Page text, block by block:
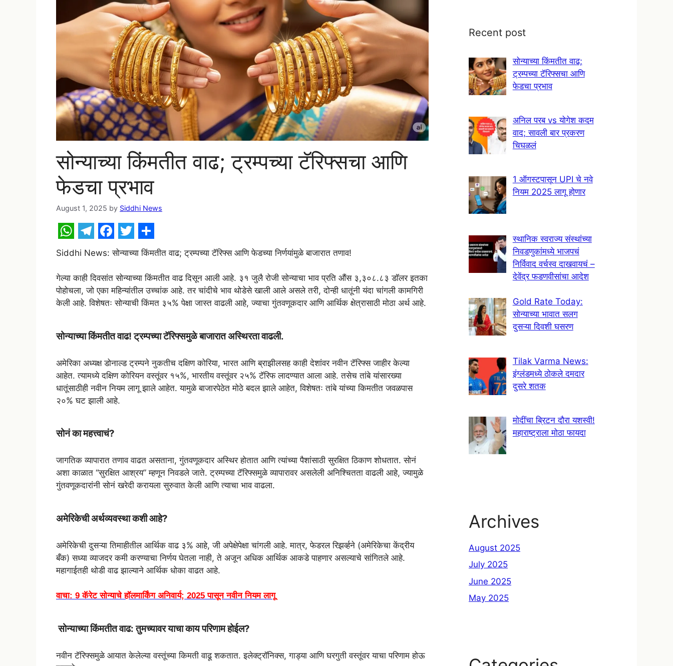
सोन्याच्या किंमतीत वाढ; ट्रम्पच्या टॅरिफ्सचा आणि
फेडचा प्रभाव
August 1, 2025 by Siddhi News
W
h
a
t
s
A
p
p
T
e
l
e
g
a
m
F
a
c
e
b
o
o
k
T
w
i
t
t
r
S
h
a
r
e
Siddhi News: सोन्याच्या किंमतीत वाढ; ट्रम्पच्या टॅरिफ्स आणि फेडच्या निर्णयांमुळे बाजारात तणाव!
गेल्या काही दिवसांत सोन्याच्या किंमतीत वाढ दिसून आली आहे. ३१ जुलै रोजी सोन्याचा भाव प्रति औंस ३,३०८.८३ डॉलर इतका
पोहोचला, जो एका महिन्यांतील उच्चांक आहे. तर चांदीचे भाव थोडेसे खाली आले असले तरी, दोन्ही धातूंनी यंदा चांगली कामगिरी
केली आहे. विशेषतः सोन्याची किंमत ३५% पेक्षा जास्त वाढली आहे, ज्याचा गुंतवणूकदार आणि आर्थिक क्षेत्रासाठी मोठा अर्थ आहे.
सोन्याच्या किंमतीत वाढ! ट्रम्पच्या टॅरिफ्समुळे बाजारात अस्थिरता वाढली.
अमेरिका अध्यक्ष डोनाल्ड ट्रम्पने नुकतीच दक्षिण कोरिया, भारत आणि ब्राझीलसह काही देशांवर नवीन टॅरिफ्स जाहीर केल्या
आहेत. त्यामध्ये दक्षिण कोरियन वस्तूंवर १५%, भारतीय वस्तूंवर २५% टॅरिफ लादण्यात आला आहे. तसेच तांबे यांसारख्या
धातूंसाठीही नवीन नियम लागू झाले आहेत. यामुळे बाजारपेठेत मोठे बदल झाले आहेत, विशेषतः तांबे यांच्या किमतीत जवळपास
२०% घट झाली आहे.
सोनं का महत्त्वाचं?
जागतिक व्यापारात तणाव वाढत असताना, गुंतवणूकदार अस्थिर होतात आणि त्यांच्या पैशांसाठी सुरक्षित ठिकाण शोधतात. सोनं
अशा काळात “सुरक्षित आश्रय” म्हणून निवडले जाते. ट्रम्पच्या टॅरिफ्समुळे व्यापारावर असलेली अनिश्चितता वाढली आहे, ज्यामुळे
गुंतवणूकदारांनी सोनं खरेदी करायला सुरुवात केली आणि त्याचा भाव वाढला.
अमेरिकेची अर्थव्यवस्था कशी आहे?
अमेरिकेची दुसऱ्या तिमाहीतील आर्थिक वाढ ३% आहे, जी अपेक्षेपेक्षा चांगली आहे. मात्र, फेडरल रिझर्व्हने (अमेरिकेचा केंद्रीय
बँक) सध्या व्याजदर कमी करण्याचा निर्णय घेतला नाही, ते अजून अधिक आर्थिक आकडे पाहणार असल्याचे सांगितले आहे.
महागाईतही थोडी वाढ झाल्याने आर्थिक धोका वाढत आहे.
वाचा: 9 कॅरेट सोन्याचे हॉलमार्किंग अनिवार्य; 2025 पासून नवीन नियम लागू
सोन्याच्या किंमतीत वाढ: तुमच्यावर याचा काय परिणाम होईल?
नवीन टॅरिफ्समुळे आयात केलेल्या वस्तूंच्या किमती वाढू शकतात. इलेक्ट्रॉनिक्स, गाड्या आणि घरगुती वस्तूंवर याचा परिणाम होऊ
Recent post
सोन्याच्या किंमतीत वाढ;
ट्रम्पच्या टॅरिफ्सचा आणि
फेडचा प्रभाव
अनिल परब vs योगेश कदम
वाद; सावली बार प्रकरण
चिघळलं
1 ऑगस्टपासून UPI चे नवे
नियम 2025 लागू होणार
स्थानिक स्वराज्य संस्थांच्या
निवडणुकांमध्ये भाजपचं
निर्विवाद वर्चस्व दाखवायचं –
देवेंद्र फडणवीसांचा आदेश
Gold Rate Today:
सोन्याच्या भावात सलग
दुसऱ्या दिवशी घसरण
Tilak Varma News:
इंग्लंडमध्ये ठोकले दमदार
दुसरे शतक
मोदींचा ब्रिटन दौरा यशस्वी!
महाराष्ट्राला मोठा फायदा
Archives
August 2025
July 2025
June 2025
May 2025